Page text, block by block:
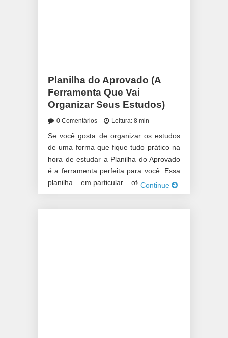
Planilha do Aprovado (A
Ferramenta Que Vai
Organizar Seus Estudos)
0 Comentários Leitura: 8 min
Se você gosta de organizar os estudos
de uma forma que fique tudo prático na
hora de estudar a Planilha do Aprovado
é a ferramenta perfeita para você. Essa
planilha – em particular – oferece […]
Continue